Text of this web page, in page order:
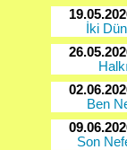
İki
Ben
Son